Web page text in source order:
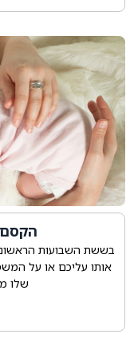
בששת השבועות
אותו עליכם או על
שלו